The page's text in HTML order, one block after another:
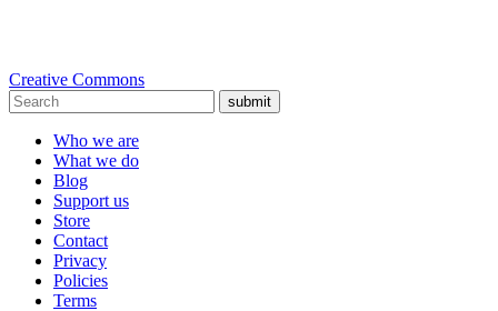
Creative Commons
submit
Who we are
What we do
Blog
Support us
Store
Contact
Privacy
Policies
Terms